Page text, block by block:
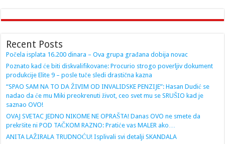
Recent Posts
Počela isplata 16.200 dinara – Ova grupa građana dobija novac
Poznato kad će biti diskvalifikovane: Procurio strogo poverljiv dokument
produkcije Elite 9 – posle tuče sledi drastična kazna
“SPAO SAM NA TO DA ŽIVIM OD INVALIDSKE PENZIJE”: Hasan Dudić se
nadao da će mu Miki preokrenuti život, ceo svet mu se SRUŠIO kad je
saznao OVO!
OVAJ SVETAC JEDNO NIKOME NE OPRAŠTA! Danas OVO ne smete da
prekršite ni POD TAČKOM RAZNO: Pratiće vas MALER ako…
ANITA LAŽIRALA TRUDNOĆU! Isplivali svi detalji SKANDALA